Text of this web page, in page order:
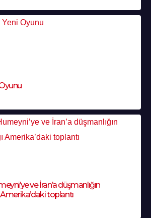
ve İran’a düşmanlığın
toplantı